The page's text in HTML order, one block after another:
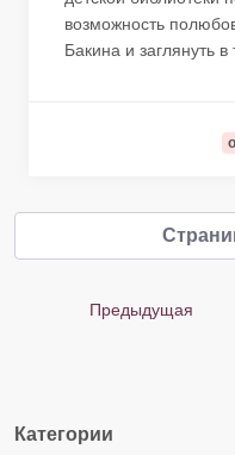
возможность
Бакина и заглянуть в
Предыдущая
Категории